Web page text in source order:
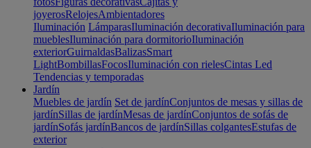
joyerosRelojesAmbientadores
Iluminación LámparasIluminación decorativaIluminación para
mueblesIluminación para dormitorioIluminación
exteriorGuirnaldasBalizasSmart
LightBombillasFocosIluminación con rielesCintas Led
Tendencias y temporadas
Jardín
Muebles de jardín Set de jardínConjuntos de mesas y sillas de
jardínSillas de jardínMesas de jardínConjuntos de sofás de
jardínSofás jardínBancos de jardínSillas colgantesEstufas de
exterior